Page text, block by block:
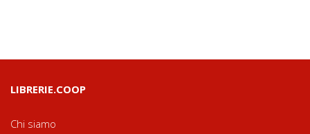
LIBRERIE.COOP
Chi siamo